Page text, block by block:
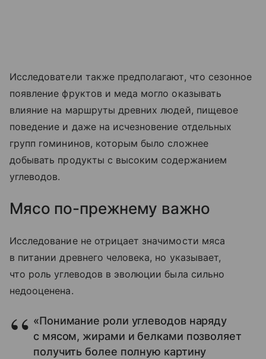
Исследователи также предполагают, что сезонное
появление фруктов и меда могло оказывать
влияние на маршруты древних людей, пищевое
поведение и даже на исчезновение отдельных
групп гомининов, которым было сложнее
добывать продукты с высоким содержанием
углеводов.
Мясо по-прежнему важно
Исследование не отрицает значимости мяса
в питании древнего человека, но указывает,
что роль углеводов в эволюции была сильно
недооценена.
«Понимание роли углеводов наряду
с мясом, жирами и белками позволяет
получить более полную картину